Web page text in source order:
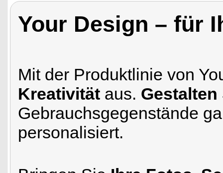
Your Design – für
Mit der Produktlinie von
Kreativität aus. Gestalten
Gebrauchsgegenstände
personalisiert.